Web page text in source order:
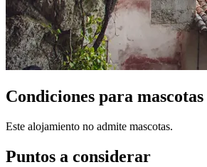
Condiciones para mascotas
Este alojamiento no admite mascotas.
Puntos a considerar